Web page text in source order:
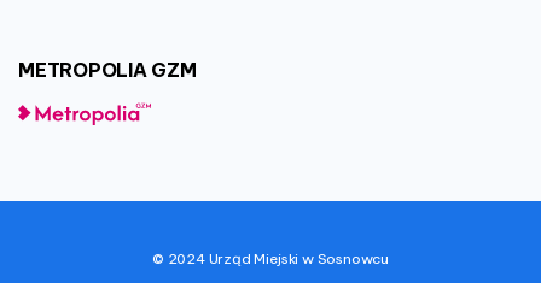
METROPOLIA GZM
© 2024 Urząd Miejski w Sosnowcu